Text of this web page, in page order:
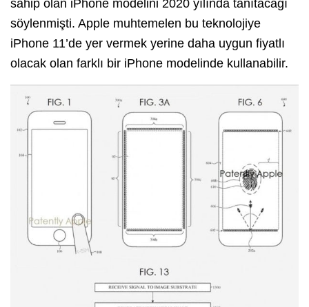
sahip olan iPhone modelini 2020 yılında tanıtacağı
söylenmişti. Apple muhtemelen bu teknolojiye
iPhone 11’de yer vermek yerine daha uygun fiyatlı
olacak olan farklı bir iPhone modelinde kullanabilir.